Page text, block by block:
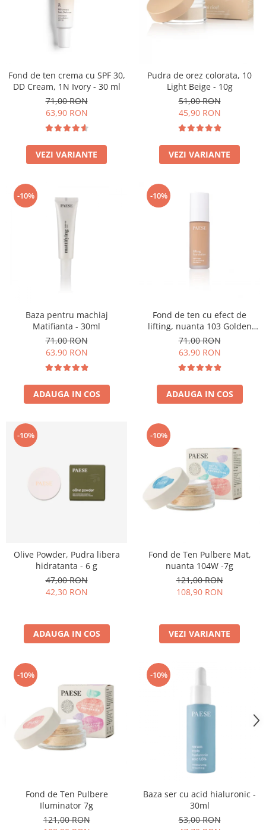
Fond de ten crema cu SPF 30,
DD Cream, 1N Ivory - 30 ml
71,00 RON
63,90 RON
VEZI VARIANTE
Pudra de orez colorata, 10
Light Beige - 10g
51,00 RON
45,90 RON
VEZI VARIANTE
-10%
Baza pentru machiaj
Matifianta - 30ml
71,00 RON
63,90 RON
ADAUGA IN COS
-10%
Fond de ten cu efect de
lifting, nuanta 103 Golden
Beige - 30ml
71,00 RON
63,90 RON
ADAUGA IN COS
-10%
Olive Powder, Pudra libera
hidratanta - 6 g
47,00 RON
42,30 RON
ADAUGA IN COS
-10%
Fond de Ten Pulbere Mat,
nuanta 104W -7g
121,00 RON
108,90 RON
VEZI VARIANTE
-10%
Fond de Ten Pulbere
Iluminator 7g
121,00 RON
-10%
Baza ser cu acid hialuronic -
30ml
53,00 RON